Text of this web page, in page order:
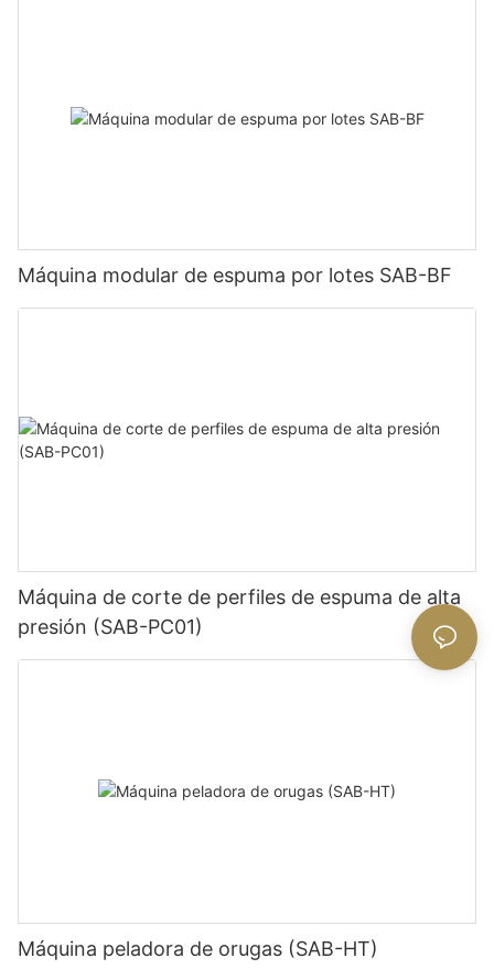
Máquina modular de espuma por lotes SAB-BF
Máquina de corte de perfiles de espuma de alta
presión (SAB-PC01)
Máquina peladora de orugas (SAB-HT)